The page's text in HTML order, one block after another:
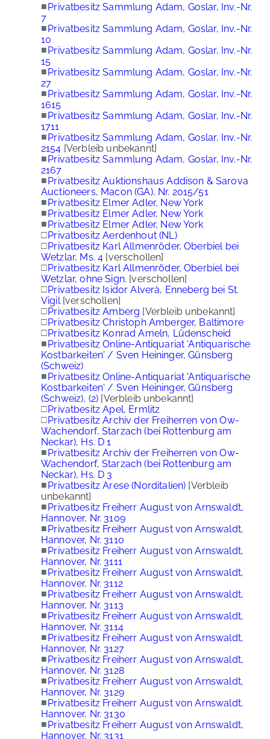
■Privatbesitz Sammlung Adam, Goslar, Inv.-Nr.
7
■Privatbesitz Sammlung Adam, Goslar, Inv.-Nr.
10
■Privatbesitz Sammlung Adam, Goslar, Inv.-Nr.
15
■Privatbesitz Sammlung Adam, Goslar, Inv.-Nr.
27
■Privatbesitz Sammlung Adam, Goslar, Inv.-Nr.
1615
■Privatbesitz Sammlung Adam, Goslar, Inv.-Nr.
1711
■Privatbesitz Sammlung Adam, Goslar, Inv.-Nr.
2154 [Verbleib unbekannt]
■Privatbesitz Sammlung Adam, Goslar, Inv.-Nr.
2167
■Privatbesitz Auktionshaus Addison & Sarova
Auctioneers, Macon (GA), Nr. 2015/51
■Privatbesitz Elmer Adler, New York
■Privatbesitz Elmer Adler, New York
■Privatbesitz Elmer Adler, New York
□Privatbesitz Aerdenhout (NL)
□Privatbesitz Karl Allmenröder, Oberbiel bei
Wetzlar, Ms. 4 [verschollen]
□Privatbesitz Karl Allmenröder, Oberbiel bei
Wetzlar, ohne Sign. [verschollen]
□Privatbesitz Isidor Alverà, Enneberg bei St.
Vigil[verschollen]
□Privatbesitz Amberg [Verbleib unbekannt]
□Privatbesitz Christoph Amberger, Baltimore
□Privatbesitz Konrad Ameln, Lüdenscheid
■Privatbesitz Online-Antiquariat 'Antiquarische
Kostbarkeiten' / Sven Heininger, Günsberg
(Schweiz)
■Privatbesitz Online-Antiquariat 'Antiquarische
Kostbarkeiten' / Sven Heininger, Günsberg
(Schweiz), (2) [Verbleib unbekannt]
□Privatbesitz Apel, Ermlitz
□Privatbesitz Archiv der Freiherren von Ow-
Wachendorf, Starzach (bei Rottenburg am
Neckar), Hs. D 1
■Privatbesitz Archiv der Freiherren von Ow-
Wachendorf, Starzach (bei Rottenburg am
Neckar), Hs. D 3
■Privatbesitz Arese (Norditalien) [Verbleib
unbekannt]
■Privatbesitz Freiherr August von Arnswaldt,
Hannover, Nr. 3109
■Privatbesitz Freiherr August von Arnswaldt,
Hannover, Nr. 3110
■Privatbesitz Freiherr August von Arnswaldt,
Hannover, Nr. 3111
■Privatbesitz Freiherr August von Arnswaldt,
Hannover, Nr. 3112
■Privatbesitz Freiherr August von Arnswaldt,
Hannover, Nr. 3113
■Privatbesitz Freiherr August von Arnswaldt,
Hannover, Nr. 3114
■Privatbesitz Freiherr August von Arnswaldt,
Hannover, Nr. 3127
■Privatbesitz Freiherr August von Arnswaldt,
Hannover, Nr. 3128
■Privatbesitz Freiherr August von Arnswaldt,
Hannover, Nr. 3129
■Privatbesitz Freiherr August von Arnswaldt,
Hannover, Nr. 3130
■Privatbesitz Freiherr August von Arnswaldt,
Hannover, Nr. 3131